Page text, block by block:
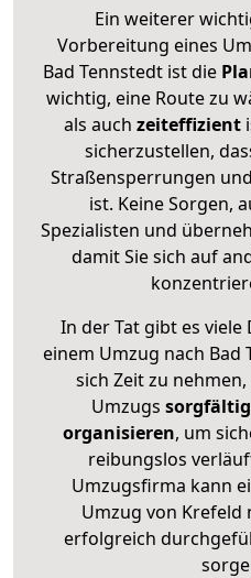
Ein weiterer
Vorbereitung eines
Bad Tennstedt ist die
wichtig, eine Route zu
als auch zeiteffizient
sicherzustellen,
Straßensperrungen
ist. Keine Sorgen,
Spezialisten und
damit Sie sich auf
In der Tat gibt es viele
einem Umzug nach Bad
sich Zeit zu
Umzugs sorgfältig
organisieren, um
reibungslos
Umzugsfirma kann
Umzug von Krefeld
erfolgreich